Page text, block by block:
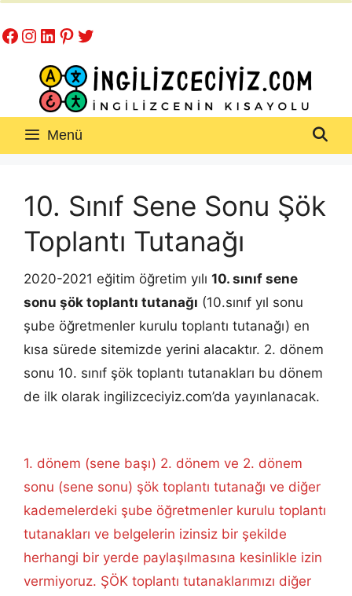
atla
Facebook
Instagram
LinkedIn
Pinterest
Twitter
Menü
10. Sınıf Sene Sonu Şök
Toplantı Tutanağı
2020-2021 eğitim öğretim yılı 10. sınıf sene
sonu şök toplantı tutanağı (10.sınıf yıl sonu
şube öğretmenler kurulu toplantı tutanağı) en
kısa sürede sitemizde yerini alacaktır. 2. dönem
sonu 10. sınıf şök toplantı tutanakları bu dönem
de ilk olarak ingilizceciyiz.com’da yayınlanacak.
1. dönem (sene başı) 2. dönem ve 2. dönem
sonu (sene sonu) şök toplantı tutanağı ve diğer
kademelerdeki şube öğretmenler kurulu toplantı
tutanakları ve belgelerin izinsiz bir şekilde
herhangi bir yerde paylaşılmasına kesinlikle izin
vermiyoruz. ŞÖK toplantı tutanaklarımızı diğer